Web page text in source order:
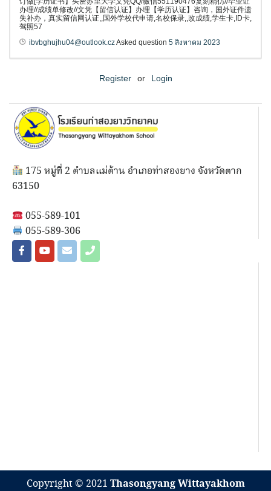
办理//成绩单修改//文凭【留信认证】办理【学历认证】咨询，国外证件遗
失补办，真实留信网认证,,国外学校代申请,名校保录,,改成绩,学生卡,ID卡,
驾照57
ibvbghujhu04@outlook.czAsked question 5 สิงหาคม 2023
Register or Login
175 หมู่ที่ 2 ตำบลแม่ต้าน อำเภอท่าสองยาง จังหวัดตาก
63150
055-589-101
055-589-306
Copyright © 2021 Thasongyang Wittayakhom